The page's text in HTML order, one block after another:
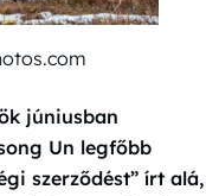
júniusban
Un legfőbb
szerződést” írt alá,